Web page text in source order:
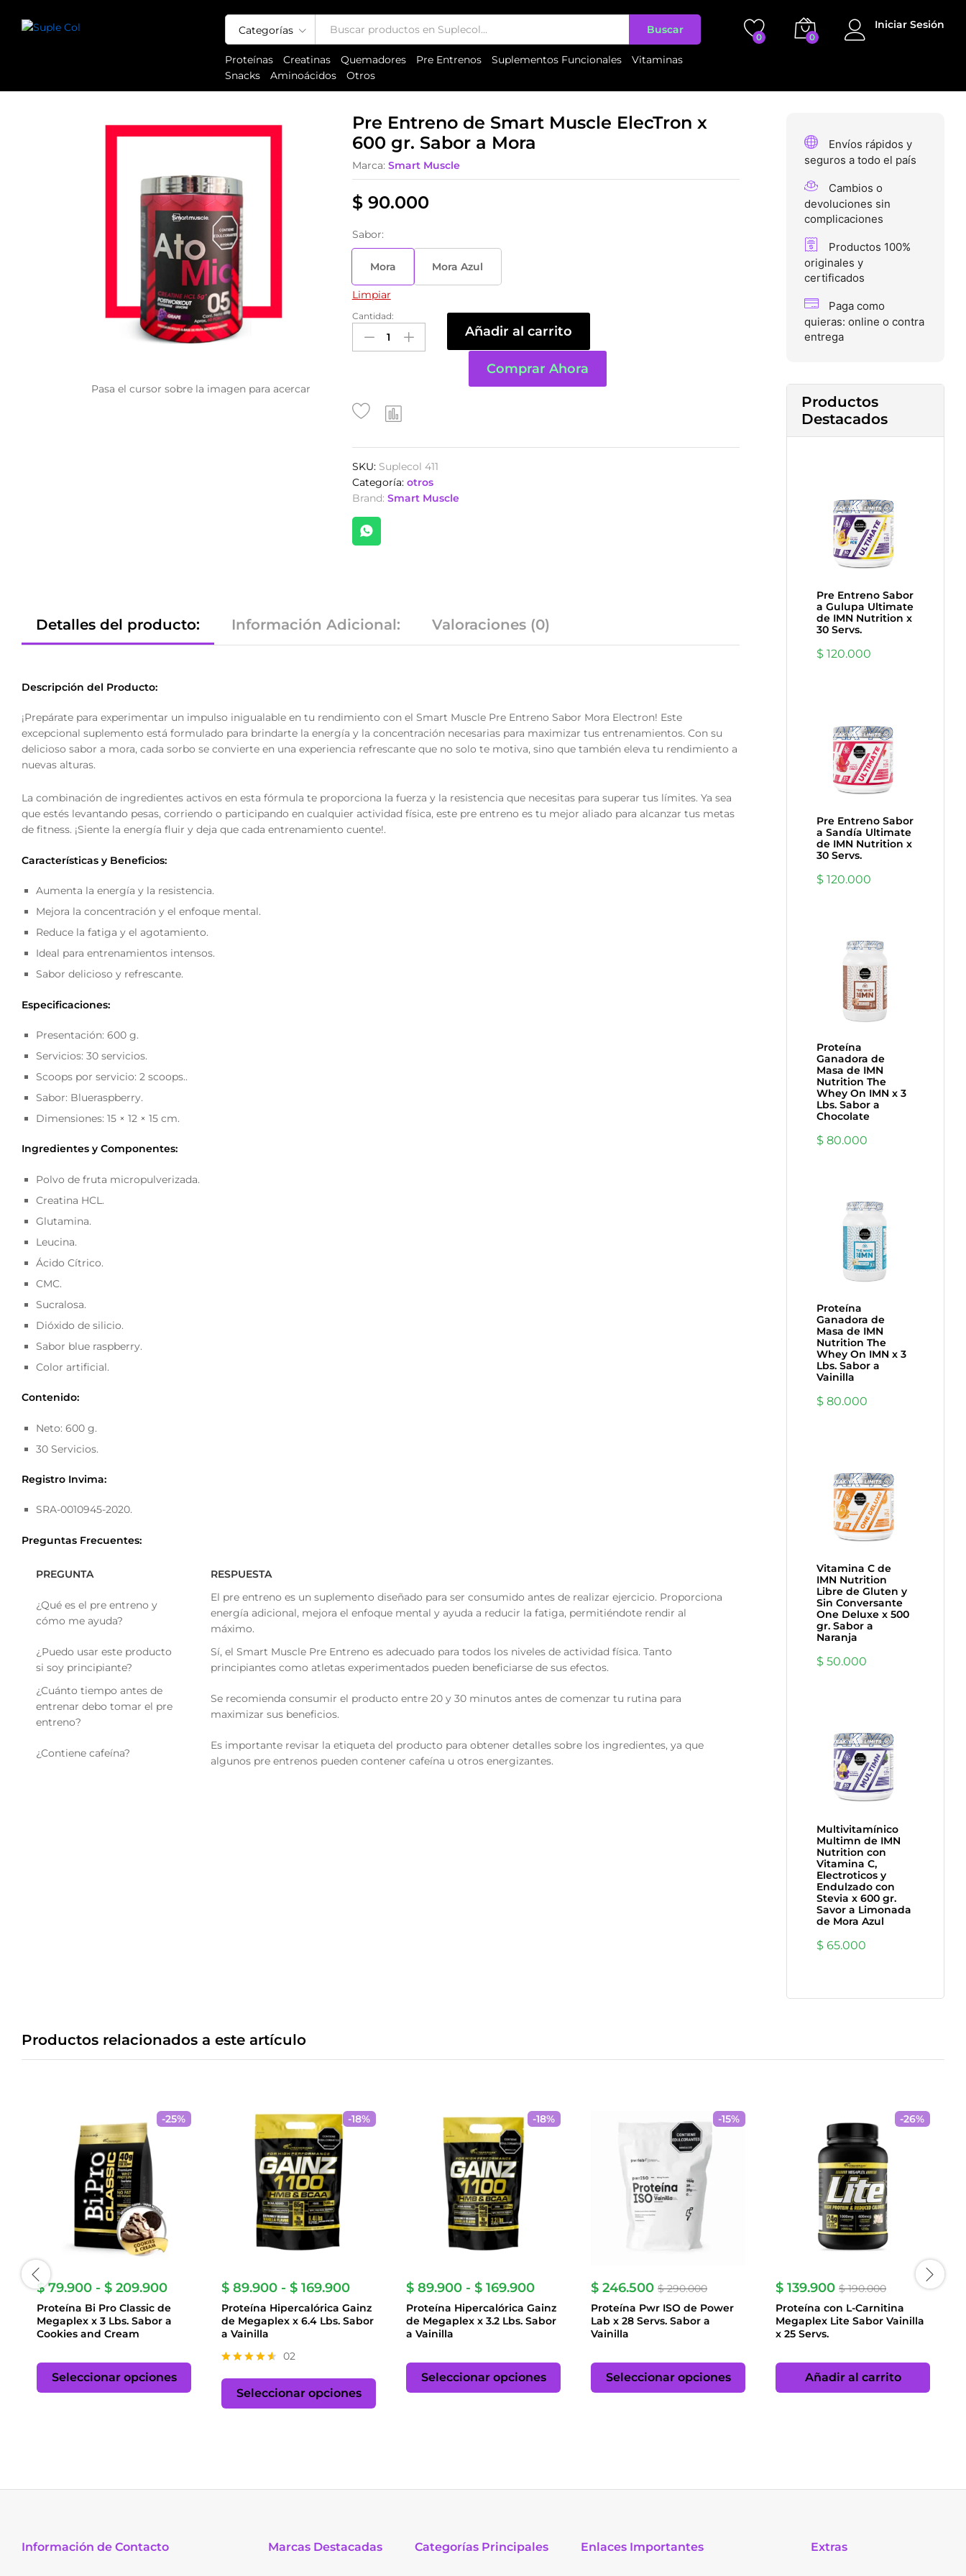
Categorías Buscar
Proteínas Creatinas Quemadores Pre Entrenos Suplementos Funcionales
Vitaminas
Snacks
Aminoácidos Otros
0 0
Iniciar Sesión
Pasa el cursor sobre la imagen para acercar
Pre Entreno de Smart Muscle ElecTron x
600 gr. Sabor a Mora
Marca: Smart Muscle
$90.000
Sabor:
Mora Mora Azul
Limpiar
Pre
Entreno
de
x
gr.
Sabor
a
Mora
Cantidad:
Añadir al carrito
Comprar Ahora
SKU: Suplecol 411
Categoría: otros
Brand: Smart Muscle
Detalles del producto: Información Adicional: Valoraciones (0)
Descripción del Producto:
¡Prepárate para experimentar un impulso inigualable en tu rendimiento con el Smart Muscle Pre Entreno Sabor Mora Electron! Este
excepcional suplemento está formulado para brindarte la energía y la concentración necesarias para maximizar tus entrenamientos. Con su
delicioso sabor a mora, cada sorbo se convierte en una experiencia refrescante que no solo te motiva, sino que también eleva tu rendimiento a
nuevas alturas.
La combinación de ingredientes activos en esta fórmula te proporciona la fuerza y la resistencia que necesitas para superar tus límites. Ya sea
que estés levantando pesas, corriendo o participando en cualquier actividad física, este pre entreno es tu mejor aliado para alcanzar tus metas
de fitness. ¡Siente la energía fluir y deja que cada entrenamiento cuente!.
Características y Beneficios:
Aumenta la energía y la resistencia.
Mejora la concentración y el enfoque mental.
Reduce la fatiga y el agotamiento.
Ideal para entrenamientos intensos.
Sabor delicioso y refrescante.
Especificaciones:
Presentación: 600 g.
Servicios: 30 servicios.
Scoops por servicio: 2 scoops..
Sabor: Blueraspberry.
Dimensiones: 15 × 12 × 15 cm.
Ingredientes y Componentes:
Polvo de fruta micropulverizada.
Creatina HCL.
Glutamina.
Leucina.
Ácido Cítrico.
CMC.
Sucralosa.
Dióxido de silicio.
Sabor blue raspberry.
Color artificial.
Contenido:
Neto: 600 g.
30 Servicios.
Registro Invima:
SRA-0010945-2020.
Preguntas Frecuentes:
PREGUNTA RESPUESTA
¿Qué es el pre entreno y
cómo me ayuda?
El pre entreno es un suplemento diseñado para ser consumido antes de realizar ejercicio. Proporciona
energía adicional, mejora el enfoque mental y ayuda a reducir la fatiga, permitiéndote rendir al
máximo.
¿Puedo usar este producto
si soy principiante?
Sí, el Smart Muscle Pre Entreno es adecuado para todos los niveles de actividad física. Tanto
principiantes como atletas experimentados pueden beneficiarse de sus efectos.
¿Cuánto tiempo antes de
entrenar debo tomar el pre
entreno?
Se recomienda consumir el producto entre 20 y 30 minutos antes de comenzar tu rutina para
maximizar sus beneficios.
¿Contiene cafeína?
Es importante revisar la etiqueta del producto para obtener detalles sobre los ingredientes, ya que
algunos pre entrenos pueden contener cafeína u otros energizantes.
Envíos rápidos y
seguros a todo el país
Cambios o
devoluciones sin
complicaciones
Productos 100%
originales y
certificados
Paga como
quieras: online o contra
entrega
Productos
Destacados
Pre Entreno Sabor
a Gulupa Ultimate
de IMN Nutrition x
30 Servs.
$ 120.000
Pre Entreno Sabor
a Sandía Ultimate
de IMN Nutrition x
30 Servs.
$ 120.000
Proteína
Ganadora de
Masa de IMN
Nutrition The
Whey On IMN x 3
Lbs. Sabor a
Chocolate
$ 80.000
Proteína
Ganadora de
Masa de IMN
Nutrition The
Whey On IMN x 3
Lbs. Sabor a
Vainilla
$ 80.000
Vitamina C de
IMN Nutrition
Libre de Gluten y
Sin Conversante
One Deluxe x 500
gr. Sabor a
Naranja
$ 50.000
Multivitamínico
Multimn de IMN
Nutrition con
Vitamina C,
Electroticos y
Endulzado con
Stevia x 600 gr.
Savor a Limonada
de Mora Azul
$ 65.000
Productos relacionados a este artículo
-25%
$79.900 - $ 209.900Rango
precios:
desde
$ 79.900
$ 209.900
Proteína Bi Pro Classic de
Megaplex x 3 Lbs. Sabor a
Cookies and Cream
Seleccionar opciones
tiene
múltiples
-18%
$ 89.900 - $ 169.900Rango
de
precios:
desde
$ 169.900
Proteína Hipercalórica Gainz
de Megaplex x 6.4 Lbs. Sabor
a Vainilla
con
4.50
de 5
02
Seleccionar opciones
producto
tiene
la
-18%
$ 89.900 - $ 169.900Rango
de
precios:
desde
$ 169.900
Proteína Hipercalórica Gainz
de Megaplex x 3.2 Lbs. Sabor
a Vainilla
Seleccionar opciones
tiene
página
-15%
$ 246.500 $290.000
Proteína Pwr ISO de Power
Lab x 28 Servs. Sabor a
Vainilla
Seleccionar opciones
tiene
-26%
$ 139.900 $190.000
Proteína con L-Carnitina
Megaplex Lite Sabor Vainilla
x 25 Servs.
Añadir al carrito
Información de Contacto Marcas Destacadas Categorías Principales Enlaces Importantes Extras
Detalles del producto: